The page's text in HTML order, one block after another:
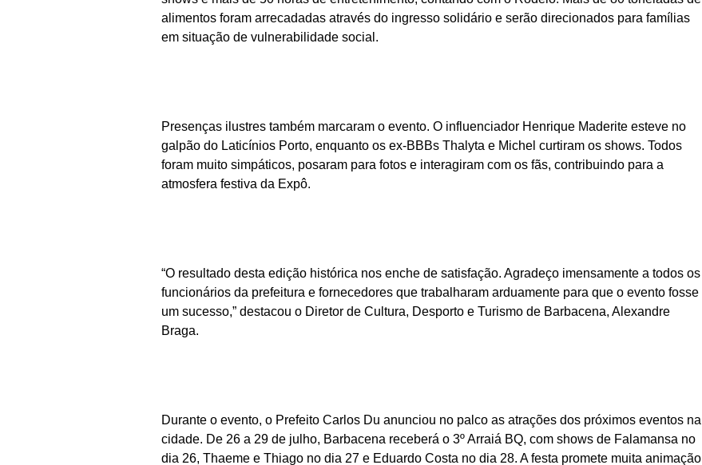
alimentos foram arrecadadas através do ingresso solidário e serão direcionados para famílias
em situação de vulnerabilidade social.
Presenças ilustres também marcaram o evento. O influenciador Henrique Maderite esteve no
galpão do Laticínios Porto, enquanto os ex-BBBs Thalyta e Michel curtiram os shows. Todos
foram muito simpáticos, posaram para fotos e interagiram com os fãs, contribuindo para a
atmosfera festiva da Expô.
“O resultado desta edição histórica nos enche de satisfação. Agradeço imensamente a todos os
funcionários da prefeitura e fornecedores que trabalharam arduamente para que o evento fosse
um sucesso,” destacou o Diretor de Cultura, Desporto e Turismo de Barbacena, Alexandre
Braga.
Durante o evento, o Prefeito Carlos Du anunciou no palco as atrações dos próximos eventos na
cidade. De 26 a 29 de julho, Barbacena receberá o 3º Arraiá BQ, com shows de Falamansa no
dia 26, Thaeme e Thiago no dia 27 e Eduardo Costa no dia 28. A festa promete muita animação